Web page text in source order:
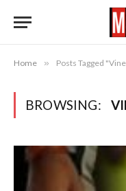
Home » Posts Tagged
BROWSING: